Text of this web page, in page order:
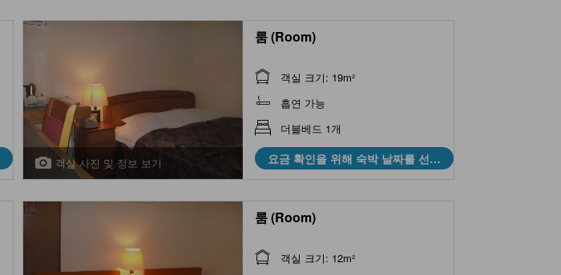
객실 사진 및 정보 보기
룸 (Room)
객실 크기: 19m²
흡연 가능
더블베드 1개
요금 확인을 위해 숙박 날짜를 선택
하세요
룸 (Room)
객실 크기: 12m²